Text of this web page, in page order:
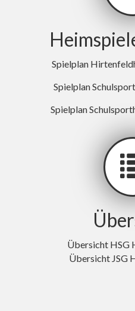
Spielplan
Spielplan
Spielplan
Übersicht HSG
Übersicht JSG